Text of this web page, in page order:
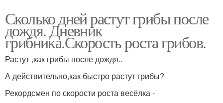
Сколько дней растут грибы после
дождя. Дневник
грибника.Скорость роста грибов.
Растут ,как грибы после дождя..
А действительно,как быстро растут грибы?
Рекордсмен по скорости роста весёлка -